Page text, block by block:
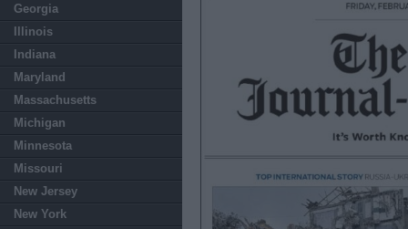
Georgia
Illinois
Indiana
Maryland
Massachusetts
Michigan
Minnesota
Missouri
New Jersey
New York